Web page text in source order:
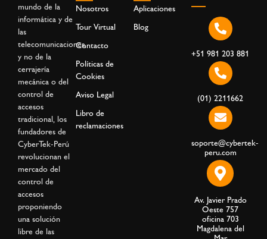
mundo de la
informática y de
las
telecomunicaciones,
y no de la
cerrajería
mecánica o del
control de
accesos
tradicional, los
fundadores de
CyberTek-Perú
revolucionan el
mercado del
control de
accesos
proponiendo
una solución
libre de las
Nosotros
Tour Virtual
Contacto
Políticas de
Cookies
Aviso Legal
Libro de
reclamaciones
Aplicaciones
Blog
+51 981 203 881
(01) 2211662
soporte@cybertek-
peru.com
Av. Javier Prado
Oeste 757
oficina 703
Magdalena del